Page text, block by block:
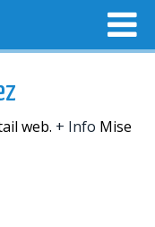
web. + Info Mise